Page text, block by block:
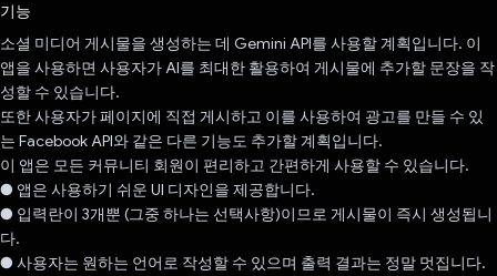
기능
소셜 미디어 게시물을 생성하는 데 Gemini API를 사용할 계획입니다. 이
앱을 사용하면 사용자가 AI를 최대한 활용하여 게시물에 추가할 문장을 작
성할 수 있습니다.
또한 사용자가 페이지에 직접 게시하고 이를 사용하여 광고를 만들 수 있
는 Facebook API와 같은 다른 기능도 추가할 계획입니다.
이 앱은 모든 커뮤니티 회원이 편리하고 간편하게 사용할 수 있습니다.
● 앱은 사용하기 쉬운 UI 디자인을 제공합니다.
● 입력란이 3개뿐 (그중 하나는 선택사항)이므로 게시물이 즉시 생성됩니
다.
● 사용자는 원하는 언어로 작성할 수 있으며 출력 결과는 정말 멋집니다.